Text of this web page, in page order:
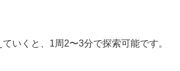
いくと、1周2〜3分で探索可能です。